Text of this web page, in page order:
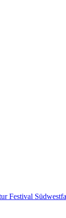
Festival